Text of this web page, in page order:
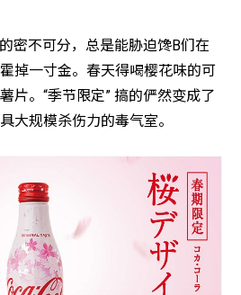
密不可分，总是能胁迫馋B们在
掉一寸金。春天得喝樱花味的可
片。“季节限定” 搞的俨然变成了
大规模杀伤力的毒气室。